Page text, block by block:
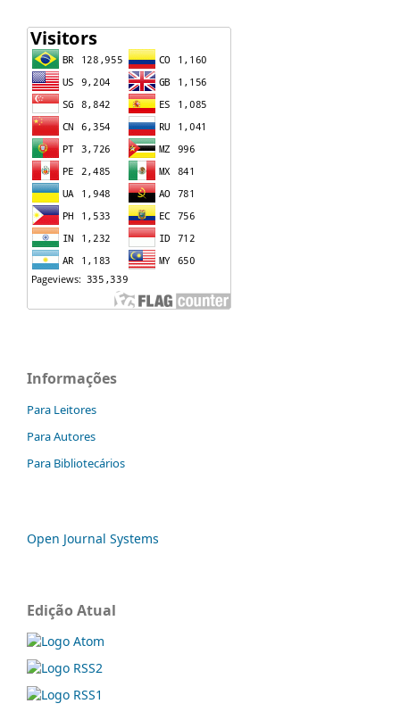
Informações
Para Leitores
Para Autores
Para Bibliotecários
Open Journal Systems
Edição Atual